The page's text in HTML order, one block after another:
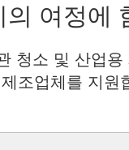
여정에
청소 및 산업
조업체를 지원